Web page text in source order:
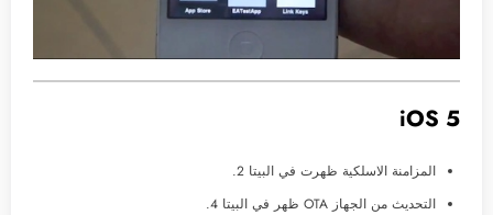
iOS 5
المزامنة الاسلكية ظهرت في البيتا 2.
التحديث من الجهاز OTA ظهر في البيتا 4.